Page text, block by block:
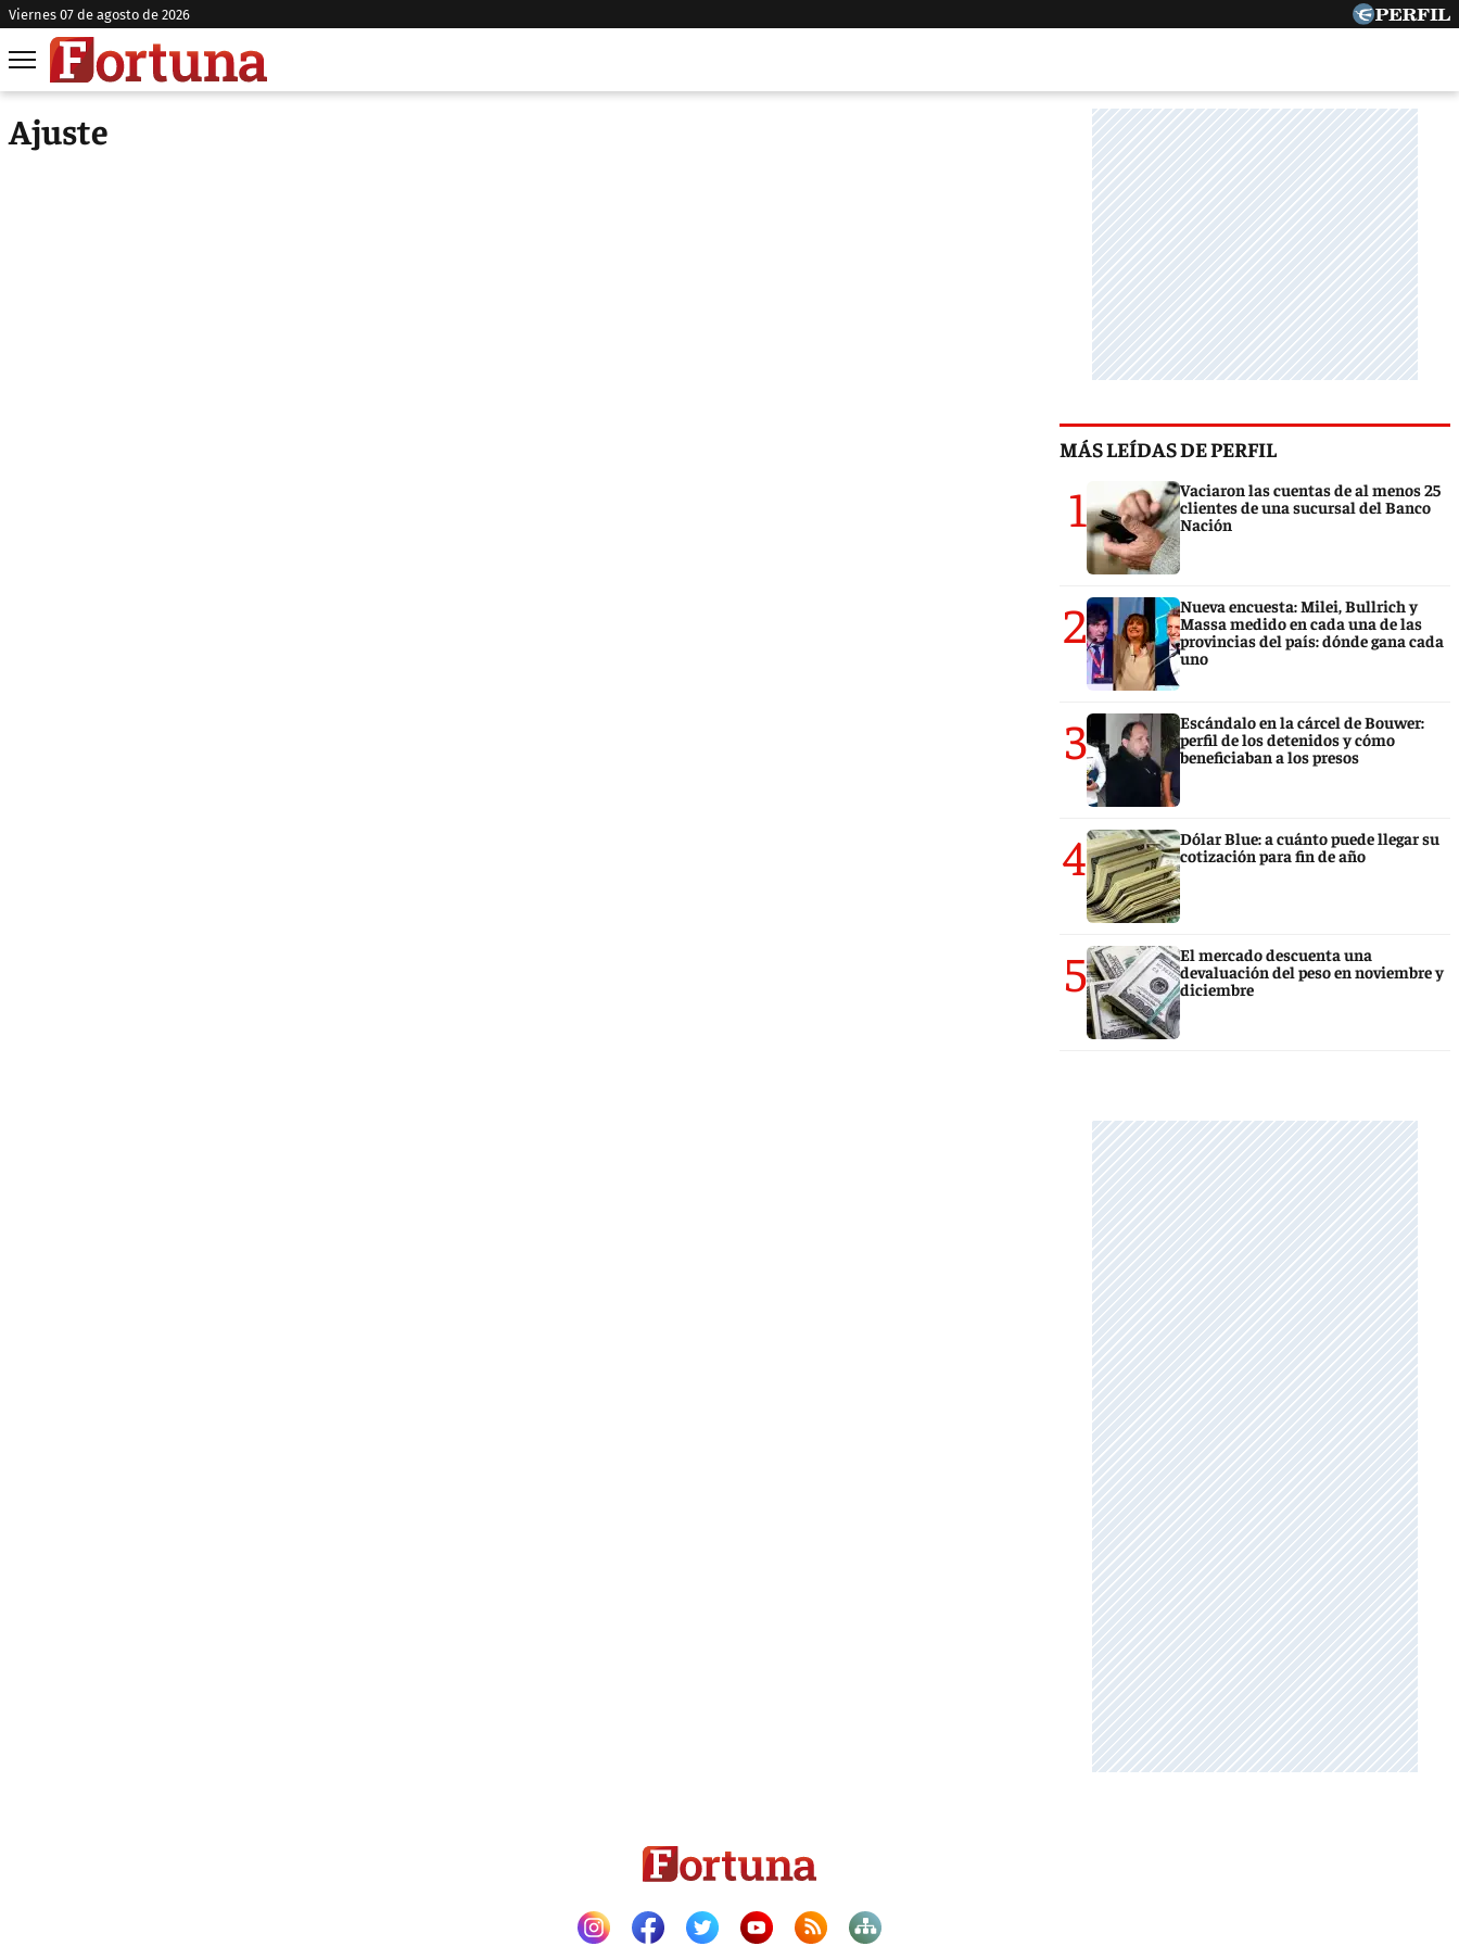
viernes 07 de agosto de 2026
Ajuste
MÁS LEÍDAS DE PERFIL
1
Vaciaron las cuentas de al menos 25
clientes de una sucursal del Banco
Nación
2
Nueva encuesta: Milei, Bullrich y
Massa medido en cada una de las
provincias del país: dónde gana cada
uno
3
Escándalo en la cárcel de Bouwer:
perfil de los detenidos y cómo
beneficiaban a los presos
4
Dólar Blue: a cuánto puede llegar su
cotización para fin de año
5
El mercado descuenta una
devaluación del peso en noviembre y
diciembre